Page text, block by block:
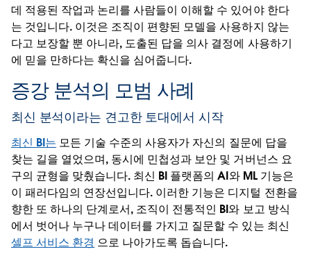
데 적용된 작업과 논리를 사람들이 이해할 수 있어야 한다
는 것입니다. 이것은 조직이 편향된 모델을 사용하지 않는
다고 보장할 뿐 아니라, 도출된 답을 의사 결정에 사용하기
에 믿을 만하다는 확신을 심어줍니다.
증강 분석의 모범 사례
최신 분석이라는 견고한 토대에서 시작
최신 BI는 모든 기술 수준의 사용자가 자신의 질문에 답을
찾는 길을 열었으며, 동시에 민첩성과 보안 및 거버넌스 요
구의 균형을 맞췄습니다. 최신 BI 플랫폼의 AI와 ML 기능은
이 패러다임의 연장선입니다. 이러한 기능은 디지털 전환을
향한 또 하나의 단계로서, 조직이 전통적인 BI와 보고 방식
에서 벗어나 누구나 데이터를 가지고 질문할 수 있는 최신
셀프 서비스 환경 으로 나아가도록 돕습니다.